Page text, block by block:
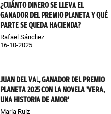
¿CUÁNTO DINERO SE LLEVA EL
GANADOR DEL PREMIO PLANETA Y QUÉ
PARTE SE QUEDA HACIENDA?
Rafael Sánchez
16-10-2025
JUAN DEL VAL, GANADOR DEL PREMIO
PLANETA 2025 CON LA NOVELA 'VERA,
UNA HISTORIA DE AMOR'
María Ruiz